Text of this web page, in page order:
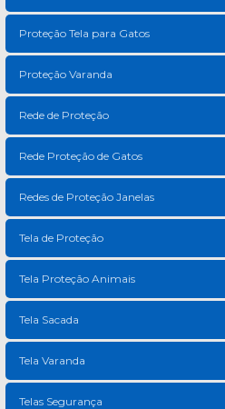
Proteção Tela para Gatos
Proteção Varanda
Rede de Proteção
Rede Proteção de Gatos
Redes de Proteção Janelas
Tela de Proteção
Tela Proteção Animais
Tela Sacada
Tela Varanda
Telas Segurança